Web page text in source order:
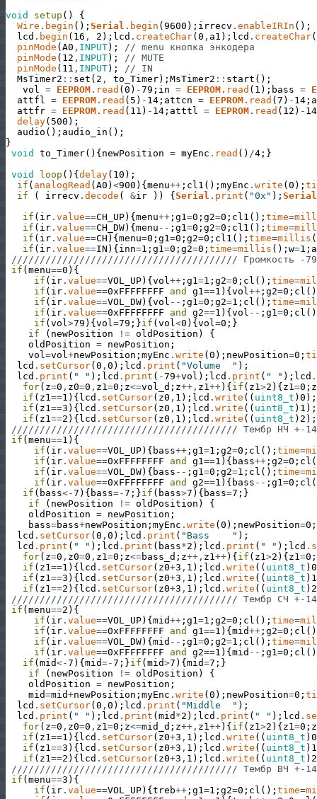
void
setup ( )
{
Wire . begin ( ) ; Serial . begin (9600 ) ; irrecv . enableIRIn ( ) ;
lcd . begin ( 16 , 2 ) ; lcd . createChar(0 , a1 ) ; lcd . createChar(
pinMode (A0 , INPUT) ;
// menu кнопка энкодера
pinMode ( 12 , INPUT) ;
// MUTE
pinMode ( 11 , INPUT) ;
// IN
MsTimer2 : : set ( 2 , to_Timer) ; MsTimer2 : : start ( ) ;
vol
= EEPROM . read (0 ) -79 ; in = EEPROM . read ( 1 ) ; bass =
attfl
= EEPROM . read ( 5 ) - 14 ; attcn = EEPROM . read (7 ) - 14 ;
attfr = EEPROM . read ( 11 ) - 14 ; atttl = EEPROM . read ( 12 ) - 14
delay( 500 ) ;
audio ( ) ; audio_in ( ) ;
}
void
to_Timer( ) {newPosition = myEnc . read ( ) /4 ; }
void
loop ( ) {delay( 10 ) ;
if ( analogRead (A0 ) <900 ) {menu++ ; cl1 ( ) ; myEnc . write (0 ) ;
if
( irrecv . decode ( &ir ) ) {Serial . print ( "0x" ) ; Serial
if ( ir . value==CH_UP) {menu++ ; g1 =0 ; g2=0 ; cl1 ( ) ; time=
if ( ir . value==CH_DW) {menu -- ; g1 =0 ; g2=0 ; cl1 ( ) ; time=
if ( ir . value==CH ) {menu=0 ; g1 =0 ; g2=0 ; cl1 ( ) ; time=millis (
if ( ir . value==IN ) {inn=1 ; g1 =0 ; g2=0 ; time=millis ( ) ; w=1 ;
//////////////////////////////////////// Громкость
if (menu==0 ) {
if ( ir . value==VOL_UP) {vol ++ ; g1 =1 ; g2=0 ; cl ( ) ; time=
if ( ir . value==0xFFFFFFFF and g1 ==1 ) {vol ++ ; g2=0 ; cl ( )
if ( ir . value==VOL_DW) {vol -- ; g1 =0 ; g2=1 ; cl ( ) ; time=
if ( ir . value==0xFFFFFFFF and g2==1 ) {vol -- ; g1 =0 ; cl ( )
if (vol >79 ) {vol =79 ; }if (vol <0 ) {vol =0 ; }
if
( newPosition != oldPosition )
{
oldPosition = newPosition ;
vol =vol +newPosition ; myEnc . write (0 ) ; newPosition=0 ;
lcd . setCursor(0 , 0 ) ; lcd . print ( "Volume  " ) ;
lcd . print ( " " ) ; lcd . print ( -79+vol ) ; lcd . print ( " " ) ; lcd .
for( z=0 , z0=0 , z1 =0 ; z<=vol_d ; z++ , z1 ++) {if ( z1 >2 ) {z1 =0 ;
if ( z1 ==1 ) {lcd . setCursor( z0 , 1 ) ; lcd . write ( ( uint8_t ) 0 ) ;
if ( z1 ==3 ) {lcd . setCursor( z0 , 1 ) ; lcd . write ( ( uint8_t ) 1 ) ;
if ( z1 ==2 ) {lcd . setCursor( z0 , 1 ) ; lcd . write ( ( uint8_t ) 2 ) ;
//////////////////////////////////////// Тембр НЧ
if (menu==1 ) {
if ( ir . value==VOL_UP) { bass++ ; g1 =1 ; g2=0 ; cl ( ) ; time=
if ( ir . value==0xFFFFFFFF and g1 ==1 ) { bass++ ; g2=0 ; cl (
if ( ir . value==VOL_DW) { bass -- ; g1 =0 ; g2=1 ; cl ( ) ; time=
if ( ir . value==0xFFFFFFFF and g2==1 ) { bass -- ; g1 =0 ; cl (
if ( bass<-7 ) { bass=-7 ; }if ( bass>7 ) { bass=7 ; }
if
( newPosition != oldPosition )
{
oldPosition = newPosition ;
bass=bass+newPosition ; myEnc . write (0 ) ; newPosition=0 ;
lcd . setCursor(0 , 0 ) ; lcd . print ( "Bass    " ) ;
lcd . print ( " " ) ; lcd . print ( bass*2 ) ; lcd . print ( " " ) ; lcd .
for( z=0 , z0=0 , z1 =0 ; z<=bass_d ; z++ , z1 ++) {if ( z1 >2 ) {z1 =0 ;
if ( z1 ==1 ) {lcd . setCursor( z0+3 , 1 ) ; lcd . write ( ( uint8_t ) 0
if ( z1 ==3 ) {lcd . setCursor( z0+3 , 1 ) ; lcd . write ( ( uint8_t ) 1
if ( z1 ==2 ) {lcd . setCursor( z0+3 , 1 ) ; lcd . write ( ( uint8_t ) 2
//////////////////////////////////////// Тембр CЧ
if (menu==2 ) {
if ( ir . value==VOL_UP) {mid++ ; g1 =1 ; g2=0 ; cl ( ) ; time=
if ( ir . value==0xFFFFFFFF and g1 ==1 ) {mid++ ; g2=0 ; cl ( )
if ( ir . value==VOL_DW) {mid -- ; g1 =0 ; g2=1 ; cl ( ) ; time=
if ( ir . value==0xFFFFFFFF and g2==1 ) {mid -- ; g1 =0 ; cl ( )
if (mid<-7 ) {mid=-7 ; }if (mid>7 ) {mid=7 ; }
if
( newPosition != oldPosition )
{
oldPosition = newPosition ;
mid=mid+newPosition ; myEnc . write (0 ) ; newPosition=0 ;
lcd . setCursor(0 , 0 ) ; lcd . print ( "Middle  " ) ;
lcd . print ( " " ) ; lcd . print (mid *2 ) ; lcd . print ( " " ) ; lcd .
for( z=0 , z0=0 , z1 =0 ; z<=mid_d ; z++ , z1 ++) {if ( z1 >2 ) {z1 =0 ;
if ( z1 ==1 ) {lcd . setCursor( z0+3 , 1 ) ; lcd . write ( ( uint8_t ) 0
if ( z1 ==3 ) {lcd . setCursor( z0+3 , 1 ) ; lcd . write ( ( uint8_t ) 1
if ( z1 ==2 ) {lcd . setCursor( z0+3 , 1 ) ; lcd . write ( ( uint8_t ) 2
//////////////////////////////////////// Тембр BЧ
if (menu==3 ) {
if ( ir . value==VOL_UP) {treb++ ; g1 =1 ; g2=0 ; cl ( ) ; time=